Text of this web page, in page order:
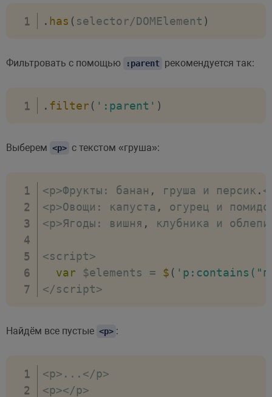
. has ( selector/DOMElement )
Фильтровать с помощью :parent рекомендуется так:
. filter ( ':parent' )
Выберем <p> с текстом «груша»:
<p>Фрукты : банан , груша и персик . <
<p>Овощи : капуста ,
огурец и
<p>Ягоды : вишня , клубника и
<script>
var $elements = $ (
</script>
Найдём все пустые <p> :
<p> ... </p>
<p></p>